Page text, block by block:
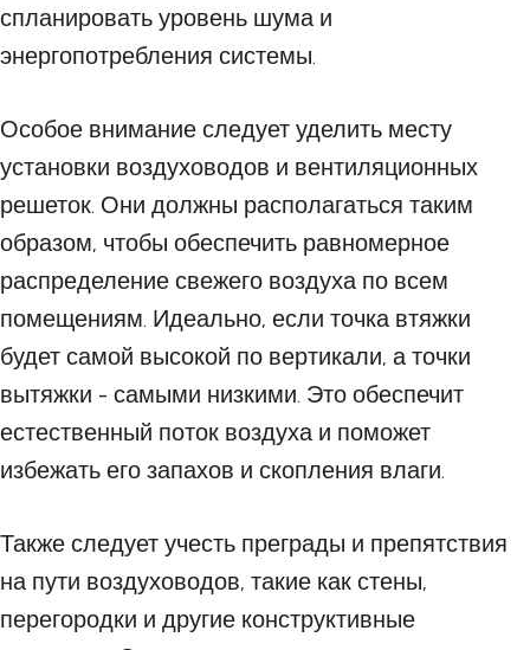
спланировать уровень шума и
энергопотребления системы.
Особое внимание следует уделить месту
установки воздуховодов и вентиляционных
решеток. Они должны располагаться таким
образом, чтобы обеспечить равномерное
распределение свежего воздуха по всем
помещениям. Идеально, если точка втяжки
будет самой высокой по вертикали, а точки
вытяжки - самыми низкими. Это обеспечит
естественный поток воздуха и поможет
избежать его запахов и скопления влаги.
Также следует учесть преграды и препятствия
на пути воздуховодов, такие как стены,
перегородки и другие конструктивные